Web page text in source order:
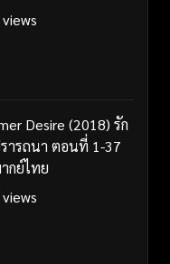
Desire (2018) รัก
ารถนา ตอนที่ 1-37
กย์ไทย